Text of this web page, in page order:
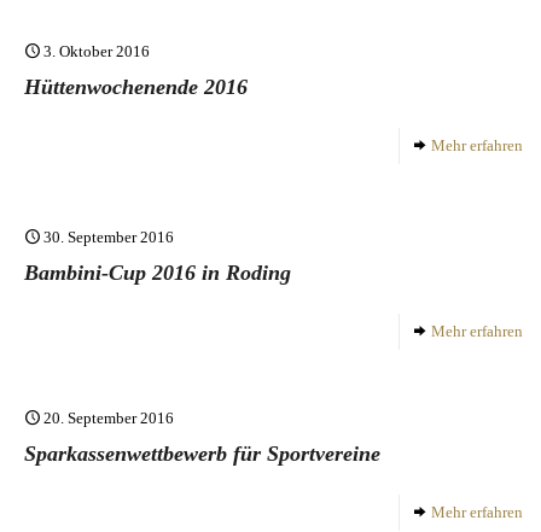
3. Oktober 2016
Hüttenwochenende 2016
Mehr erfahren
30. September 2016
Bambini-Cup 2016 in Roding
Mehr erfahren
20. September 2016
Sparkassenwettbewerb für Sportvereine
Mehr erfahren